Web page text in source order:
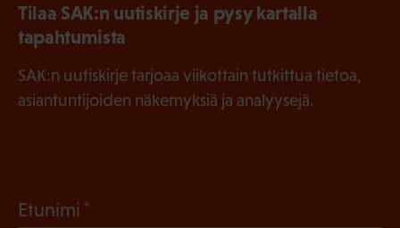
Tilaa SAK:n uutiskirje ja pysy kartalla
tapahtumista
SAK:n uutiskirje tarjoaa viikottain tutkittua tietoa,
asiantuntijoiden näkemyksiä ja analyysejä.
Etunimi